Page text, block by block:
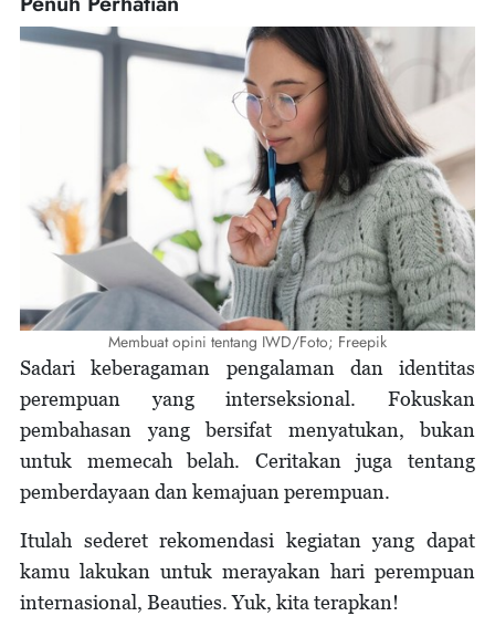
Membuat opini tentang IWD/Foto; Freepik
Sadari keberagaman pengalaman dan identitas
perempuan yang interseksional. Fokuskan
pembahasan yang bersifat menyatukan, bukan
untuk memecah belah. Ceritakan juga tentang
pemberdayaan dan kemajuan perempuan.
Itulah sederet rekomendasi kegiatan yang dapat
kamu lakukan untuk merayakan hari perempuan
internasional, Beauties. Yuk, kita terapkan!